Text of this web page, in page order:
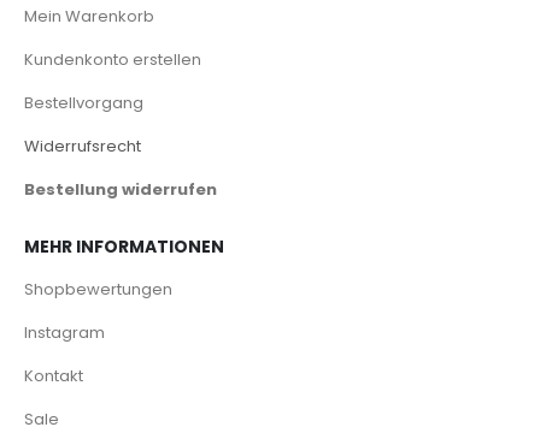
Mein Warenkorb
Kundenkonto erstellen
Bestellvorgang
Widerrufsrecht
Bestellung widerrufen
MEHR INFORMATIONEN
Shopbewertungen
Instagram
Kontakt
Sale